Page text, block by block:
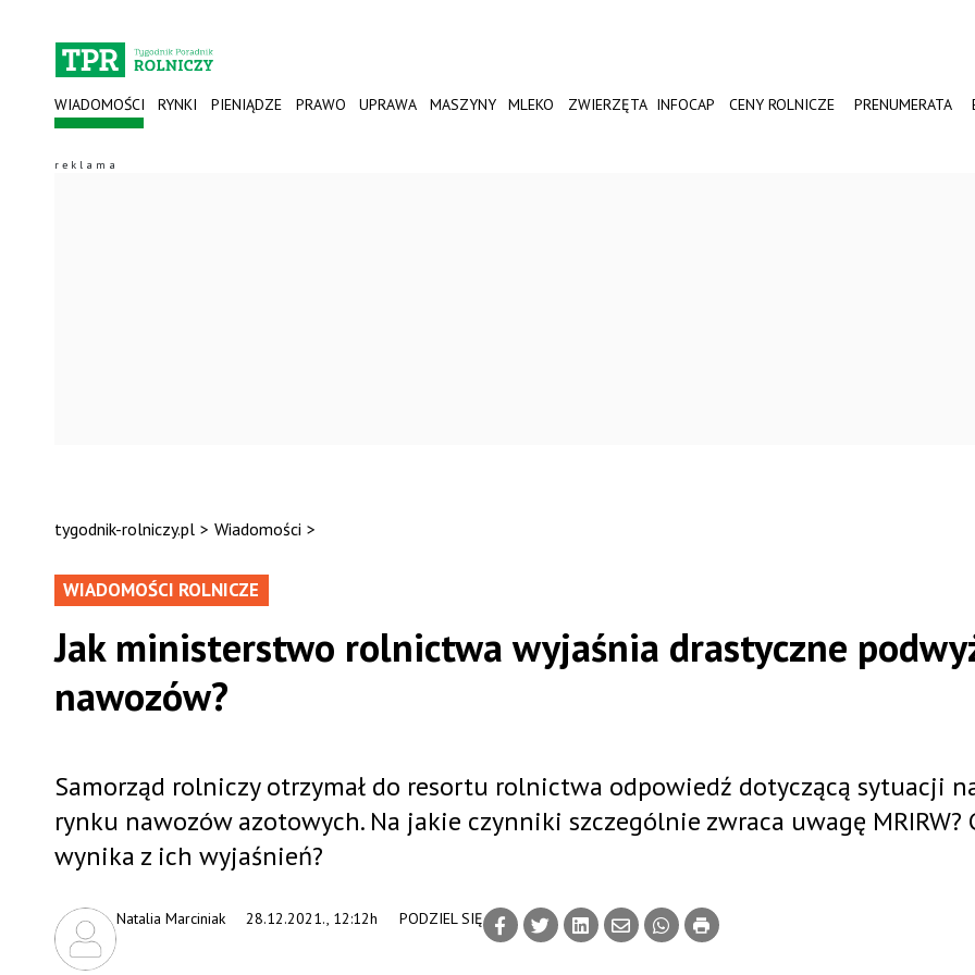
WIADOMOŚCI RYNKI PIENIĄDZE PRAWO UPRAWA MASZYNY MLEKO ZWIERZĘTA INFOCAP CENY ROLNICZE PRENUMERATA
tygodnik-rolniczy.pl > Wiadomości >
WIADOMOŚCI ROLNICZE
Jak ministerstwo rolnictwa wyjaśnia drastyczne
nawozów?
28.12.2021., 12:12h
Natalia Marciniak PODZIEL SIĘ
Samorząd rolniczy otrzymał do resortu rolnictwa odpowiedź dotyczącą sytuacji
rynku nawozów azotowych. Na jakie czynniki szczególnie zwraca uwagę MRIRW?
wynika z ich wyjaśnień?